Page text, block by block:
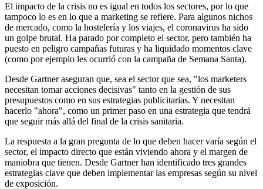
El impacto de la crisis no es igual en todos los sectores, por lo que
tampoco lo es en lo que a marketing se refiere. Para algunos nichos
de mercado, como la hostelería y los viajes, el coronavirus ha sido
un golpe brutal. Ha parado por completo el sector, pero también ha
puesto en peligro campañas futuras y ha liquidado momentos clave
(como por ejemplo les ocurrió con la campaña de Semana Santa).
Desde Gartner aseguran que, sea el sector que sea, "los marketers
necesitan tomar acciones decisivas" tanto en la gestión de sus
presupuestos como en sus estrategias publicitarias. Y necesitan
hacerlo "ahora", como un primer paso en una estrategia que tendrá
que seguir más allá del final de la crisis sanitaria.
La respuesta a la gran pregunta de lo que deben hacer varía según el
sector, el impacto directo que están viviendo ahora y el margen de
maniobra que tienen. Desde Gartner han identificado tres grandes
estrategias clave que deben implementar las empresas según su nivel
de exposición.